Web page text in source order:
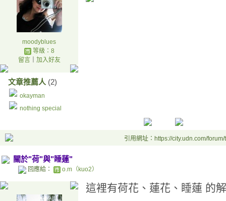
moodyblues
等級：8
留言｜ 加入好友
文章推薦人 (2)
okayman
nothing special
引用網址：https://city.udn.com/
關於"荷"與"睡蓮"
回應給： o.m（kuo2）
這裡有荷花、蓮花、睡蓮 的